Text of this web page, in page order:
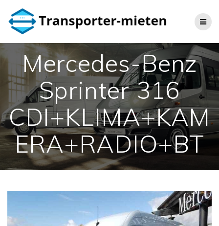
content
Mercedes-Benz
Sprinter 316
CDI+KLIMA+KAM
ERA+RADIO+BT